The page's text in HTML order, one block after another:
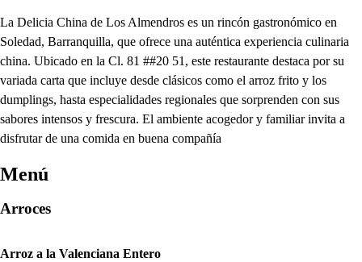
La Delicia China de Los Almendros es un rincón gastronómico en
Soledad, Barranquilla, que ofrece una auténtica experiencia culinaria
china. Ubicado en la Cl. 81 ##20 51, este restaurante destaca por su
variada carta que incluye desde clásicos como el arroz frito y los
dumplings, hasta especialidades regionales que sorprenden con sus
sabores intensos y frescura. El ambiente acogedor y familiar invita a
disfrutar de una comida en buena compañía
Menú
Arroces
Arroz a la Valenciana Entero